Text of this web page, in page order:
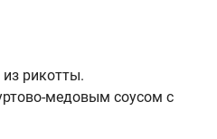
рикотты.
медовым соусом с